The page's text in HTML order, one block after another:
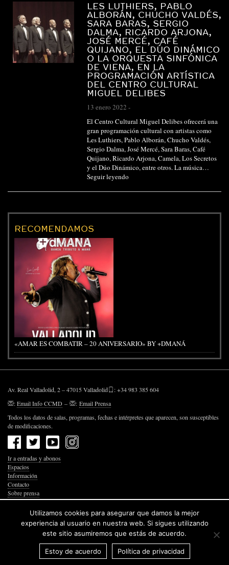
LES LUTHIERS, PABLO
ALBORÁN, CHUCHO VALDÉS,
SARA BARAS, SERGIO
DALMA, RICARDO ARJONA,
JOSÉ MERCÉ, CAFÉ
QUIJANO, EL DÚO DINÁMICO
O LA ORQUESTA SINFÓNICA
DE VIENA, EN LA
PROGRAMACIÓN ARTÍSTICA
DEL CENTRO CULTURAL
MIGUEL DELIBES
13 enero 2022 -
El Centro Cultural Miguel Delibes ofrecerá una
gran programación cultural con artistas como
Les Luthiers, Pablo Alborán, Chucho Valdés,
Sergio Dalma, José Mercé, Sara Baras, Café
Quijano, Ricardo Arjona, Camela, Los Secretos
y el Dúo Dinámico, entre otros. La música…
Seguir leyendo
RECOMENDAMOS
«AMAR ES COMBATIR – 20 ANIVERSARIO» BY +DMANÁ
Av. Real Valladolid, 2 – 47015 Valladolid
: +34 983 385 604
:Email Info CCMD – : Email Prensa
Todos los datos de salas, programas, fechas e intérpretes que aparecen, son susceptibles
de modificaciones.
Ir a entradas y abonos
Espacios
Información
Contacto
Sobre prensa
Política de Privacidad
Política de Cookies
Accesibilidad Web
© 2026 Junta de Castilla y León
Utilizamos cookies para asegurar que damos la mejor
experiencia al usuario en nuestra web. Si sigues utilizando
este sitio asumiremos que estás de acuerdo.
Estoy de acuerdo Política de privacidad